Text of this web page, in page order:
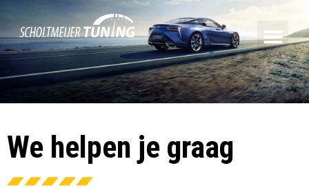
We helpen je graag